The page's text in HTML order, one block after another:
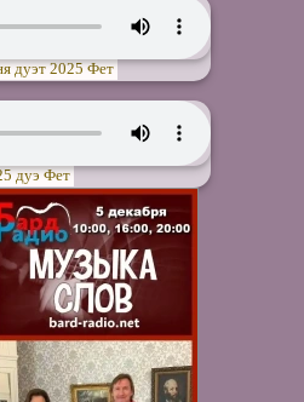
дуэт 2025 Фет
дуэ Фет